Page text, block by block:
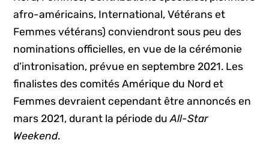
afro-américains, International, Vétérans et
Femmes vétérans) conviendront sous peu des
nominations officielles, en vue de la cérémonie
d’intronisation, prévue en septembre 2021. Les
finalistes des comités Amérique du Nord et
Femmes devraient cependant être annoncés en
mars 2021, durant la période duAll-Star
Weekend.